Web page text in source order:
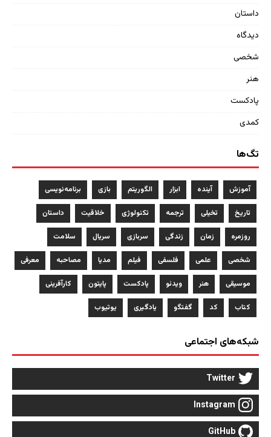
داستان
دیدگاه
شخصی
هنر
پادکست
کمدی
تگ‌ها
آموزش آینده ابزار الگوریتم بازی برنامه‌نویسی
تاریخ تخیلی ترجمه تکنولوژی خلاقیت داستان
روزمره زمان زندگی سربازی سریال سلامت
شخصی علمی فلسفی فیلم مدیا مصاحبه معرفی
موسیقی هنر ویدئو پادکست پایتون کارآفرینی
کتاب کد گفتگو یادگیری یوتیوب
شبکه‌های اجتماعی
Twitter
Instagram
GitHub